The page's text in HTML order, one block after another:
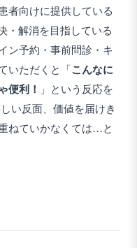
者向けに提供している
・解消を目指している
ン予約・事前問診・キ
いただくと「こんなに
便利！ 」という反応を
い反面、価値を届けき
ねていかなくては…と